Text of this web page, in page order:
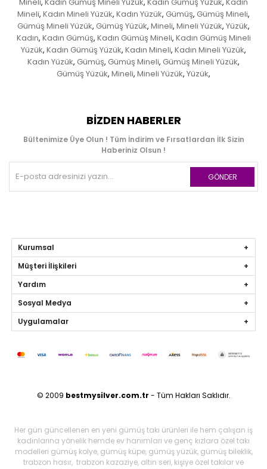
Mineli, Kadın Mineli Yüzük, Kadın Yüzük, Gümüş, Gümüş Mineli,
Gümüş Mineli Yüzük, Gümüş Yüzük, Mineli, Mineli Yüzük, Yüzük,
Kadın, Kadın Gümüş, Kadın Gümüş Mineli, Kadın Gümüş Mineli
Yüzük, Kadın Gümüş Yüzük, Kadın Mineli, Kadın Mineli Yüzük,
Kadın Yüzük, Gümüş, Gümüş Mineli, Gümüş Mineli Yüzük,
Gümüş Yüzük, Mineli, Mineli Yüzük, Yüzük,
BIZDEN HABERLER
Bültenimize Üye Olun ! Tüm İndirim ve Fırsatlardan İlk Sizin
Haberiniz Olsun !
GÖNDER
Kurumsal
Müşteri İlişkileri
Yardım
Sosyal Medya
Uygulamalar
© 2009 bestmysilver.com.tr - Tüm Hakları Saklıdır.
Her gün güncellenen en yeni gümüş takı ürünleri ile hem çalışan iş
kadınlarına yönelik hemde ev hanımları ve genç kızlara özel takı
modelleri gümüş kolye, gümüş küpe, gümüş yüzük, gümüş bileklik,
trabzon hasır, trabzon kazaziye, altın seri, kişiye özel takılar ve